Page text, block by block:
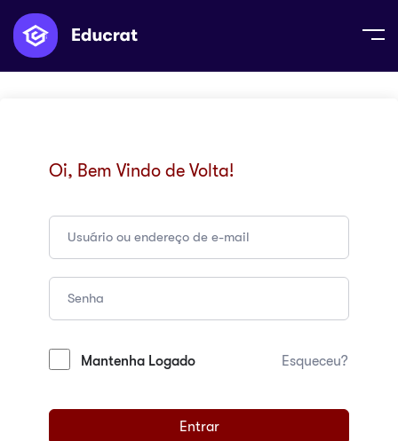
Oi, Bem Vindo de Volta!
Mantenha Logado Esqueceu?
Entrar